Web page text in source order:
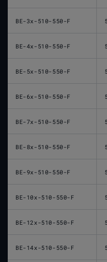
BE-3x-510-550-F
BE-4x-510-550-F
BE-5x-510-550-F
BE-6x-510-550-F
BE-7x-510-550-F
BE-8x-510-550-F
BE-9x-510-550-F
BE-10x-510-550-F
BE-12x-510-550-F
BE-14x-510-550-F